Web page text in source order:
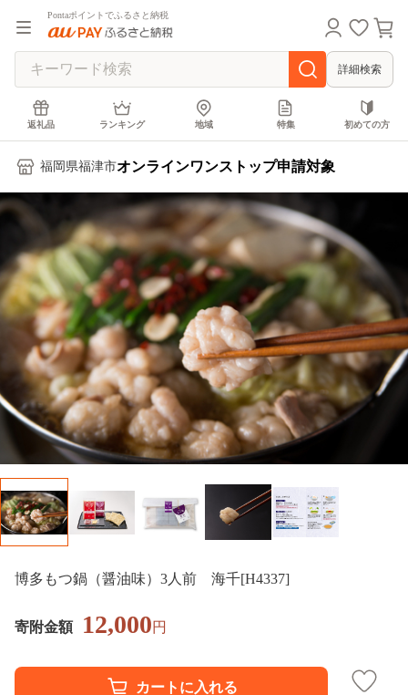
Pontaポイントでふるさと納税
詳細検索
返礼品 ランキング 地域 特集 初めての方
福岡県福津市オンラインワンストップ申請対象
博多もつ鍋（醤油味）3人前 海千[H4337]
寄附金額 12,000円